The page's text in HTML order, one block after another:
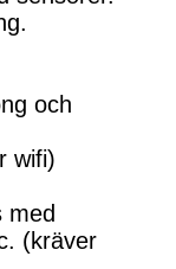
och
wifi)
med
(kräver